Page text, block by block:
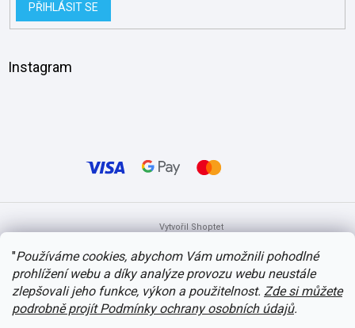
"Používáme cookies, abychom Vám umožnili pohodlné
prohlížení webu a díky analýze provozu webu neustále
zlepšovali jeho funkce, výkon a použitelnost. Zde si můžete
podrobně projít Podmínky ochrany osobních údajů.
PŘIHLÁSIT SE
Instagram
Vytvořil Shoptet
Copyright 2026itvlaky.cz. Všechna práva vyhrazena.Upravit nastavení
cookies